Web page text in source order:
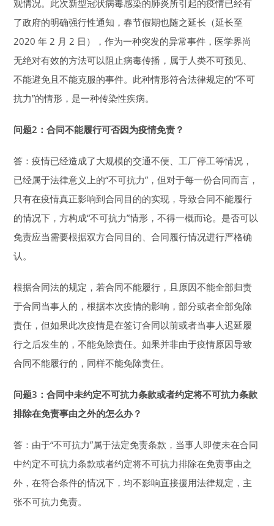
观情况。此次新型冠状病毒感染的肺炎所引起的疫情已经有
了政府的明确强行性通知，春节假期也随之延长（延长至
2020 年 2 月 2 日），作为一种突发的异常事件，医学界尚
无绝对有效的方法可以阻止病毒传播，属于人类不可预见、
不能避免且不能克服的事件。此种情形符合法律规定的“不可
抗力”的情形，是一种传染性疾病。
问题2：合同不能履行可否因为疫情免责？
答：疫情已经造成了大规模的交通不便、工厂停工等情况，
已经属于法律意义上的“不可抗力”，但对于每一份合同而言，
只有在疫情真正影响到合同目的的实现，导致合同不能履行
的情况下，方构成“不可抗力”情形，不得一概而论。是否可以
免责应当需要根据双方合同目的、合同履行情况进行严格确
认。
根据合同法的规定，若合同不能履行，且原因不能全部归责
于合同当事人的，根据本次疫情的影响，部分或者全部免除
责任，但如果此次疫情是在签订合同以前或者当事人迟延履
行之后发生的，不能免除责任。如果并非由于疫情原因导致
合同不能履行的，同样不能免除责任。
问题3：合同中未约定不可抗力条款或者约定将不可抗力条款
排除在免责事由之外的怎么办？
答：由于“不可抗力”属于法定免责条款，当事人即使未在合同
中约定不可抗力条款或者约定将不可抗力排除在免责事由之
外，在符合条件的情况下，均不影响直接援用法律规定，主
张不可抗力免责。